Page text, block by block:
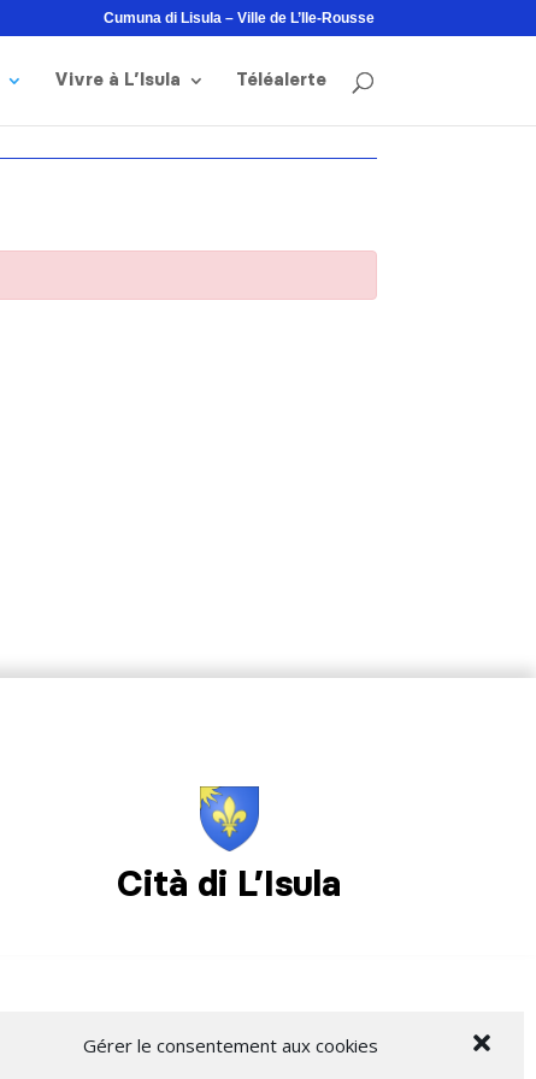
Gérer le consentement aux cookies
Cumuna di Lisula – Ville de L’Ile-Rousse
Vivre à L’Isula Téléalerte
Cità di L’Isula